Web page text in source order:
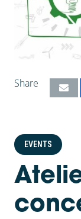
Share
EVENTS